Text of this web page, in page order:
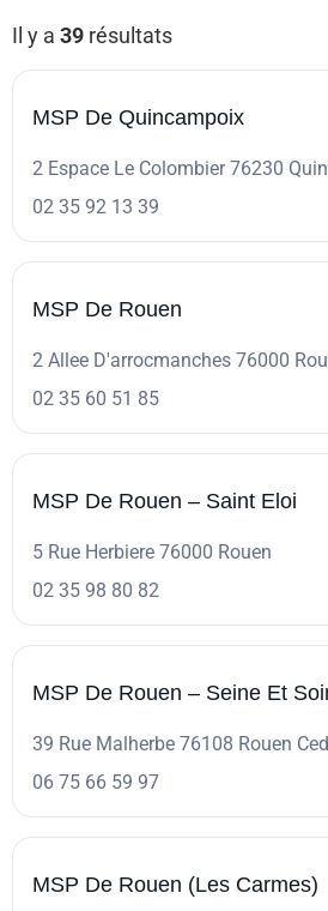
Il y a 39 résultats
MSP De Quincampoix
2 Espace Le Colombier 76230
02 35 92 13 39
MSP De Rouen
2 Allee D'arrocmanches 76000
02 35 60 51 85
MSP De Rouen – Saint Eloi
5 Rue Herbiere 76000 Rouen
02 35 98 80 82
MSP De Rouen – Seine Et
39 Rue Malherbe 76108 Rouen
06 75 66 59 97
MSP De Rouen (Les Carmes)